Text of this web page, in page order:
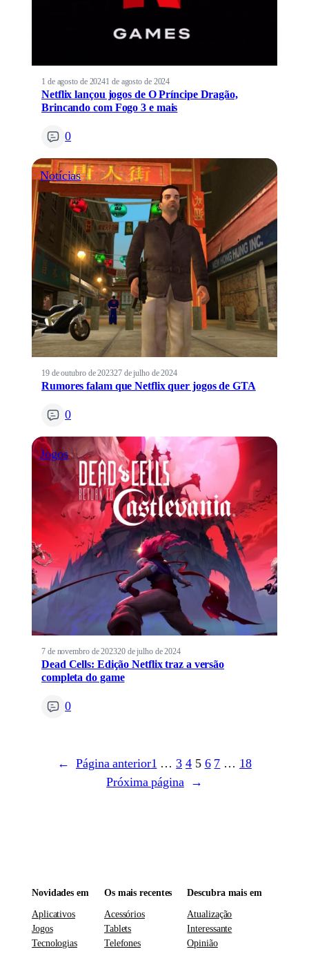
1 de agosto de 20241 de agosto de 2024
Netflix lançou jogos de O Príncipe Dragão,
Brincando com Fogo 3 e mais
0
Notícias
19 de outubro de 202327 de julho de 2024
Rumores falam que Netflix quer jogos de GTA
0
Jogos
7 de novembro de 202320 de julho de 2024
Dead Cells: Edição Netflix traz a versão
completa do game
0
← Página anterior1 … 3 4 5 6 7 … 18
Próxima página
→
Novidades em
Aplicativos
Jogos
Tecnologias
Os mais recentes
Acessórios
Tablets
Telefones
Descubra mais em
Atualização
Interessante
Opinião